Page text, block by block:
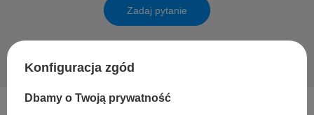
Zadaj pytanie
Konfiguracja zgód
Dbamy o Twoją prywatność